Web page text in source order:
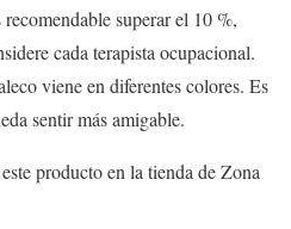
superar el 10 %,
cada terapista ocupacional.
viene en diferentes colores. Es
sentir más amigable.
producto en la tienda de Zona